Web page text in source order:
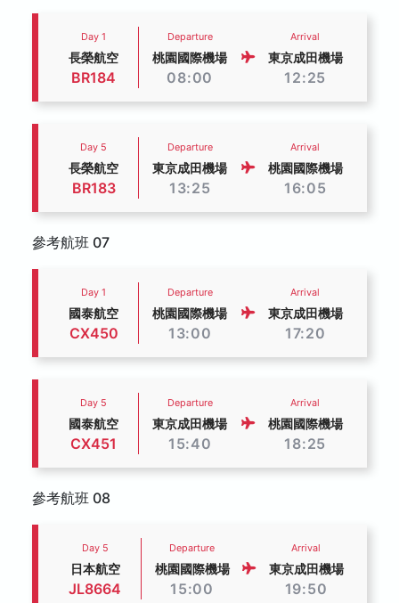
Day 1
長榮航空
BR184
Departure
桃園國際機場
08:00
Arrival
東京成田機場
12:25
Day 5
長榮航空
BR183
Departure
東京成田機場
13:25
Arrival
桃園國際機場
16:05
參考航班 07
Day 1
國泰航空
CX450
Departure
桃園國際機場
13:00
Arrival
東京成田機場
17:20
Day 5
國泰航空
CX451
Departure
東京成田機場
15:40
Arrival
桃園國際機場
18:25
參考航班 08
Day 5
日本航空
JL8664
Departure
桃園國際機場
15:00
Arrival
東京成田機場
19:50